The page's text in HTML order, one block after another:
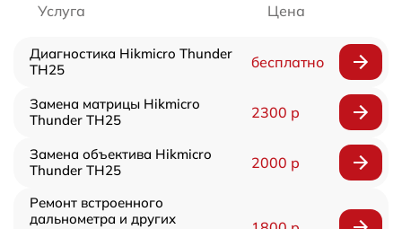
Услуга Цена
Диагностика Hikmicro Thunder
TH25
бесплатно
Замена матрицы Hikmicro
Thunder TH25
2300 р
Замена объектива Hikmicro
Thunder TH25
2000 р
Ремонт встроенного
дальнометра и других